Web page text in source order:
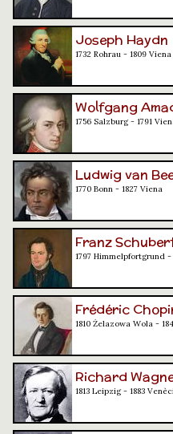
Joseph Haydn
1732 Rohrau - 1809 Viena
Wolfgang
1756 Salzburg - 1791
Ludwig van
1770 Bonn - 1827 Viena
Franz
1797 Himmelpfortgrund -
Frédéric
1810 Żelazowa Wola -
Richard
1813 Leipzig - 1883